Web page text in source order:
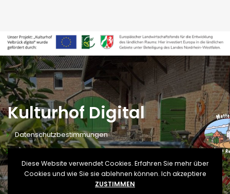
Kulturhof Digital
Datenschutzbestimmungen
Impressum
Diese Website verwendet Cookies. Erfahren Sie mehr über
Cookies und wie Sie sie ablehnen können. Ich akzeptiere
ZUSTIMMEN